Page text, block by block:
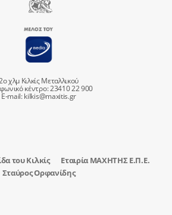
χλμ Κιλκίς Μεταλλικού
κέντρο: 23410 22 900
E-mail:kilkis@maxitis.gr
του Κιλκίς
Εταιρία ΜΑΧΗΤΗΣ Ε.Π.Ε.
Σταύρος Ορφανίδης